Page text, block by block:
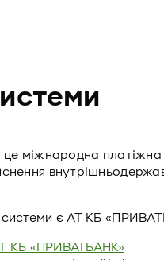
міжнародна
є АТ КБ
КБ «ПРИВАТБАНК»